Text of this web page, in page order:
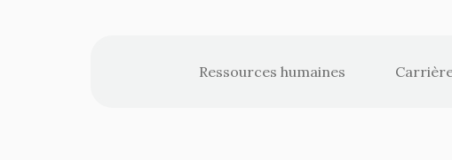
Ressources humaines